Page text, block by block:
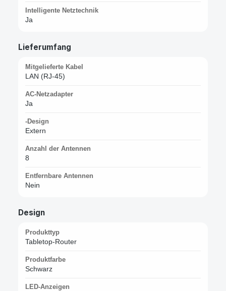
Intelligente Netztechnik
Ja
Lieferumfang
Mitgelieferte Kabel
LAN (RJ-45)
AC-Netzadapter
Ja
-Design
Extern
Anzahl der Antennen
8
Entfernbare Antennen
Nein
Design
Produkttyp
Tabletop-Router
Produktfarbe
Schwarz
LED-Anzeigen